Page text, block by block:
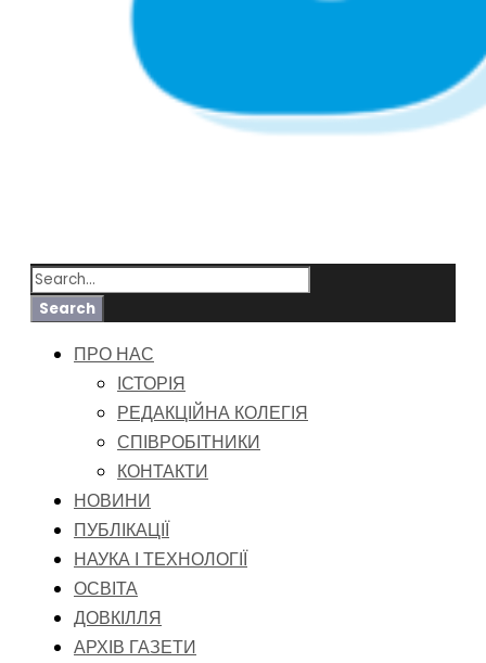
ПРО НАС
ІСТОРІЯ
РЕДАКЦІЙНА КОЛЕГІЯ
СПІВРОБІТНИКИ
КОНТАКТИ
НОВИНИ
ПУБЛІКАЦІЇ
НАУКА І ТЕХНОЛОГІЇ
ОСВІТА
ДОВКІЛЛЯ
АРХІВ ГАЗЕТИ